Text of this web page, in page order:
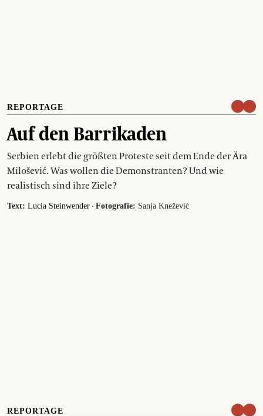
REPORTAGE
Auf den Barrikaden
Serbien erlebt die größten Proteste seit dem Ende der Ära
Milošević. Was wollen die Demonstranten? Und wie
realistisch sind ihre Ziele?
Text: Lucia Steinwender · Fotografie: Sanja Knežević
REPORTAGE